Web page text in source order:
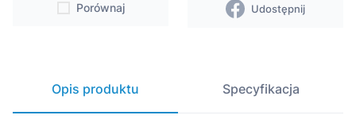
Porównaj Udostępnij
Opis produktu Specyfikacja